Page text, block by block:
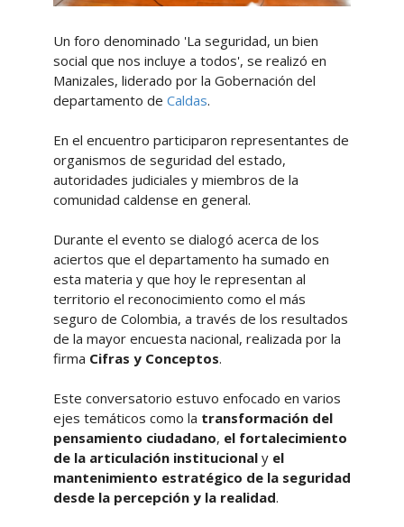
Un foro denominado 'La seguridad, un bien
social que nos incluye a todos', se realizó en
Manizales, liderado por la Gobernación del
departamento de Caldas.
En el encuentro participaron representantes de
organismos de seguridad del estado,
autoridades judiciales y miembros de la
comunidad caldense en general.
Durante el evento se dialogó acerca de los
aciertos que el departamento ha sumado en
esta materia y que hoy le representan al
territorio el reconocimiento como el más
seguro de Colombia, a través de los resultados
de la mayor encuesta nacional, realizada por la
firma Cifras y Conceptos.
Este conversatorio estuvo enfocado en varios
ejes temáticos como la transformación del
pensamiento ciudadano, el fortalecimiento
de la articulación institucionaly el
mantenimiento estratégico de la seguridad
desde la percepción y la realidad.